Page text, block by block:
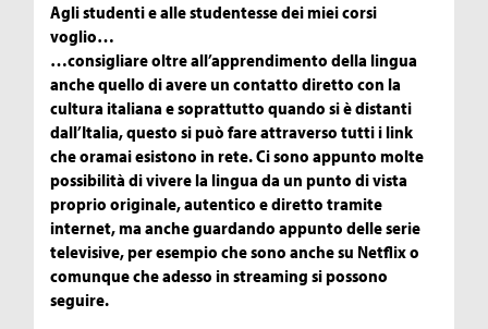
Agli studenti e alle studentesse dei miei corsi
voglio…
…consigliare oltre all’apprendimento della lingua
anche quello di avere un contatto diretto con la
cultura italiana e soprattutto quando si è distanti
dall’Italia, questo si può fare attraverso tutti i link
che oramai esistono in rete. Ci sono appunto molte
possibilità di vivere la lingua da un punto di vista
proprio originale, autentico e diretto tramite
internet, ma anche guardando appunto delle serie
televisive, per esempio che sono anche su Netflix o
comunque che adesso in streaming si possono
seguire.